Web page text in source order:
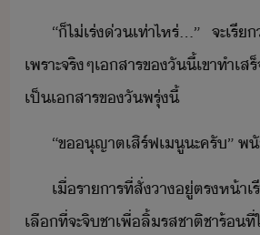
“​็​ไ่​เร่่​เท่าไหร่​...​”​ ​จะ​เรี
เพราะ​จริๆ​เสาร​ข​ัี้​เขา​ทำ​เ
เป็​เสาร​ข​ัพรุ่ี้
“​ขุญาต​เสิร์ฟ​เู​ะ​ครั​”​ ​พ
เื่​ราาร​ที่​สั่​า​ู่​ตรห
เลื​ที่จะ​จิ​ชา​เพื่​ลิ้รส​ชาติ​ชาร้​